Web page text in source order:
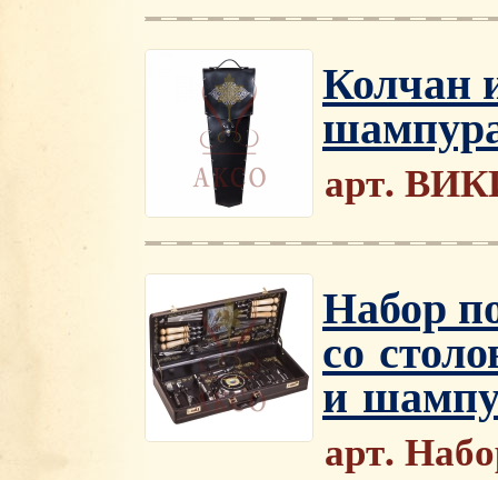
Колчан
арт.
Набор
со
и
арт.